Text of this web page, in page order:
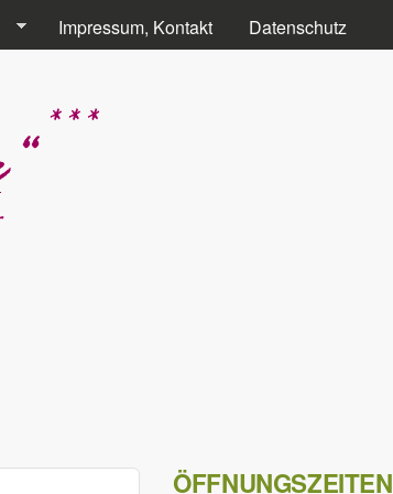
Impressum, Kontakt Datenschutz
ÖFFNUNGSZEITEN